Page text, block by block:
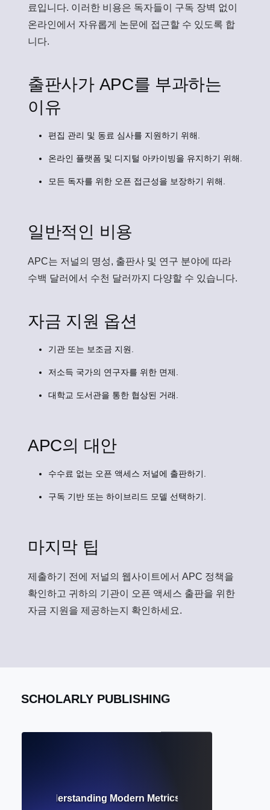
료입니다. 이러한 비용은 독자들이 구독 장벽 없이
온라인에서 자유롭게 논문에 접근할 수 있도록 합
니다.
출판사가 APC를 부과하는
이유
편집 관리 및 동료 심사를 지원하기 위해.
온라인 플랫폼 및 디지털 아카이빙을 유지하기 위해.
모든 독자를 위한 오픈 접근성을 보장하기 위해.
일반적인 비용
APC는 저널의 명성, 출판사 및 연구 분야에 따라
수백 달러에서 수천 달러까지 다양할 수 있습니다.
자금 지원 옵션
기관 또는 보조금 지원.
저소득 국가의 연구자를 위한 면제.
대학교 도서관을 통한 협상된 거래.
APC의 대안
수수료 없는 오픈 액세스 저널에 출판하기.
구독 기반 또는 하이브리드 모델 선택하기.
마지막 팁
제출하기 전에 저널의 웹사이트에서 APC 정책을
확인하고 귀하의 기관이 오픈 액세스 출판을 위한
자금 지원을 제공하는지 확인하세요.
SCHOLARLY PUBLISHING
Understanding Modern Metrics Beyond Citation